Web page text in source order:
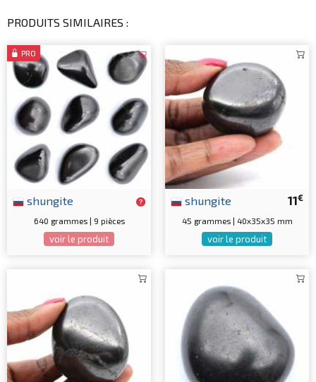
PRODUITS SIMILAIRES :
PRO
shungite
640 grammes | 9 pièces
voir le produit
11€
shungite
45 grammes | 40x35x35 mm
voir le produit